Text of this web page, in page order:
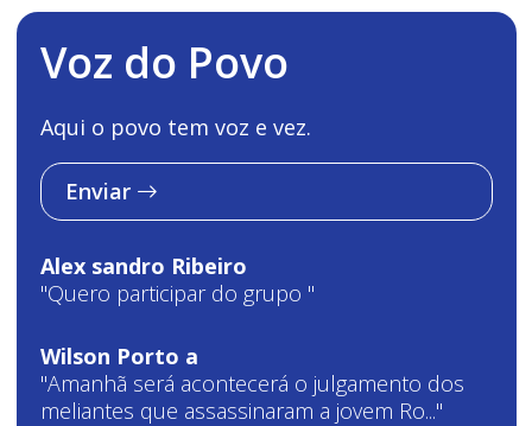
Voz do Povo
Aqui o povo tem voz e vez.
Enviar
Alex sandro Ribeiro
"Quero participar do grupo "
Wilson Porto a
"Amanhã será acontecerá o julgamento dos
meliantes que assassinaram a jovem Ro..."